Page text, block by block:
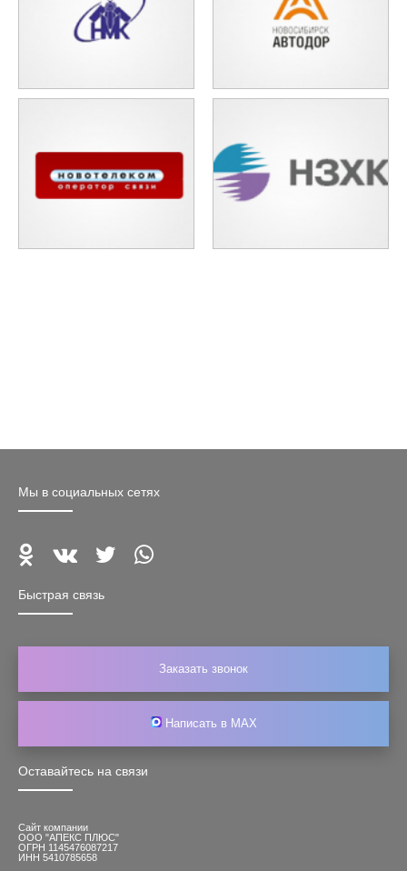
Оставайтесь на связи
Сайт компании
ООО "АПЕКС ПЛЮС"
ОГРН 1145476087217
ИНН 5410785658
Мы в социальных сетях
Быстрая связь
Заказать звонок
Написать в MAX